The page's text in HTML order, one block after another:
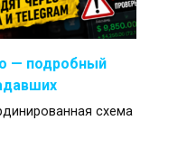
— подробный
схема